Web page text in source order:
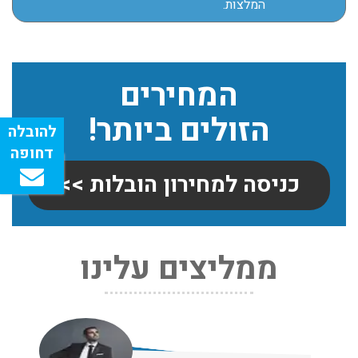
המחירים
הזולים ביותר!
כניסה למחירון הובלות >>
ממליצים עלינו
שירותי אריזה:
שצריך! פורטל המובילים בישראל מציע לכם שירותי אריזה
ברמה הגבוהה ביותר, לקבלת הצעת מחיר כנסו עכשיו
המלצות.